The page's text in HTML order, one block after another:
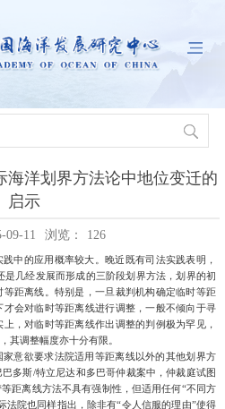
海洋划界方法论中地位变迁的
启示
09-11 浏览： 126
中的应用概率较大。 晚近既有司法实践表明，
是几经发展而形成的三阶段划界方法，划界的初
距离线。特别是，一旦裁判机构确定临时等距
会对临时等距离线进行调整，一般不倾向于寻
上，对临时等距离线作出调整的判例极为罕见，
其调整幅度亦十分有限。
意欲要求法院适用等距离线以外的其他划界方
巴多斯/特立尼达和多巴哥仲裁案中，仲裁庭试图
距离线方法不具有强制性，但适用任何“不同方
法院也同样指出，除非有“令人信服的理由”使得